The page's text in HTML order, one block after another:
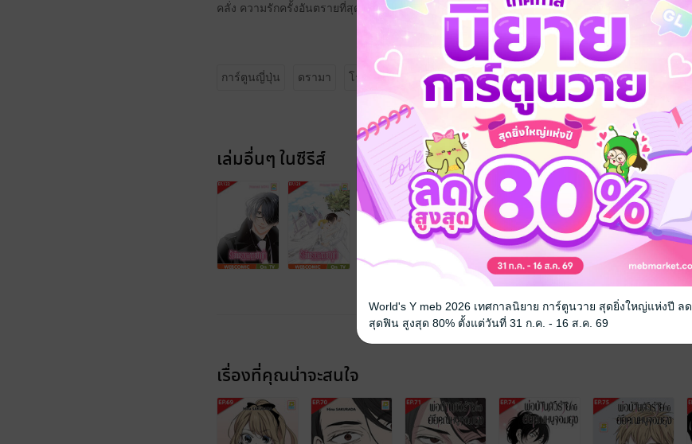
คลั่ง ความรักครั้งอันตรายที่สุดในประวัติศาสตร์กำลังจะเริ่มต้นแล้ว!
การ์ตูนญี่ปุ่น ดรามา โรแมนติก
เล่มอื่นๆ ในซีรีส์
เรื่องที่คุณน่าจะสนใจ
World's Y meb 2026 เทศกาลนิยาย การ์ตูนวาย สุดยิ่งใหญ่แห่งปี ลด
สุดฟิน สูงสุด 80% ตั้งแต่วันที่ 31 ก.ค. - 16 ส.ค. 69